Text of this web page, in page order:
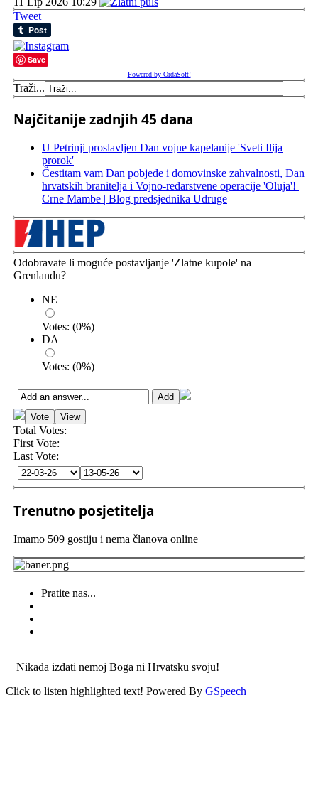
Tweet
Save
Powered by OrdaSoft!
Traži...
Najčitanije zadnjih 45 dana
U Petrinji proslavljen Dan vojne kapelanije 'Sveti Ilija
prorok'
Čestitam vam Dan pobjede i domovinske zahvalnosti, Dan
hrvatskih branitelja i Vojno-redarstvene operacije 'Oluja'! |
Crne Mambe | Blog predsjednika Udruge
Odobravate li moguće postavljanje 'Zlatne kupole' na
Grenlandu?
NE
Votes: (0%)
DA
Votes: (0%)
Total Votes:
First Vote:
Last Vote:
Trenutno posjetitelja
Imamo 509 gostiju i nema članova online
Pratite nas...
Nikada izdati nemoj Boga ni Hrvatsku svoju!
Click to listen highlighted text! Powered By GSpeech